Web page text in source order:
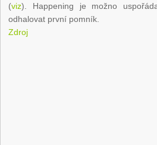
(viz). Happening je možno
odhalovat první pomník.
Zdroj